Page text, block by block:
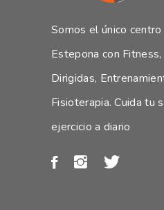
Somos el único
Estepona con
Dirigidas,
Fisioterapia. Cuida tu
ejercicio a diario